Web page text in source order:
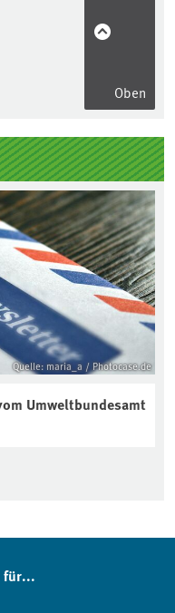
Oben
Quelle: maria_a / Photocase.de
Umweltbundesamt
für...